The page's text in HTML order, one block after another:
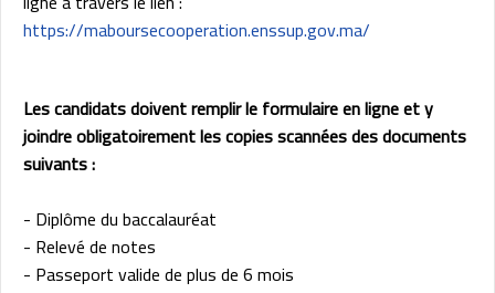
https://maboursecooperation.enssup.gov.ma/
Les candidats doivent remplir le formulaire en ligne et y
joindre obligatoirement les copies scannées des documents
suivants :
- Diplôme du baccalauréat
- Relevé de notes
- Passeport valide de plus de 6 mois